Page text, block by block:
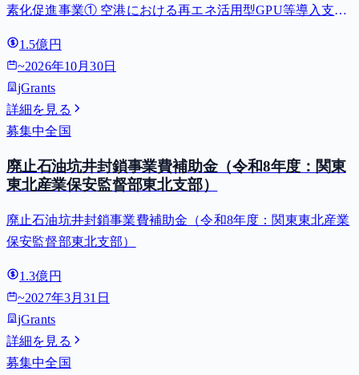
素化促進事業① 空港における再エネ活用型GPU等導入支援
1.5億円
~2026年10月30日
jGrants
詳細を見る
募集中全国
廃止石油坑井封鎖事業費補助金（令和8年度：関東
東北産業保安監督部東北支部）
廃止石油坑井封鎖事業費補助金（令和8年度：関東東北産業
保安監督部東北支部）
1.3億円
~2027年3月31日
jGrants
詳細を見る
募集中全国